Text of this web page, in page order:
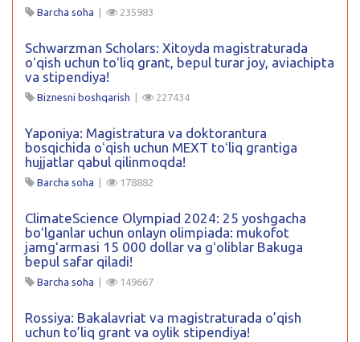
Barcha soha | 235983
Schwarzman Scholars: Xitoyda magistraturada
oʻqish uchun toʻliq grant, bepul turar joy, aviachipta
va stipendiya!
Biznesni boshqarish | 227434
Yaponiya: Magistratura va doktorantura
bosqichida oʻqish uchun MEXT toʻliq grantiga
hujjatlar qabul qilinmoqda!
Barcha soha | 178882
ClimateScience Olympiad 2024: 25 yoshgacha
boʻlganlar uchun onlayn olimpiada: mukofot
jamgʻarmasi 15 000 dollar va gʻoliblar Bakuga
bepul safar qiladi!
Barcha soha | 149667
Rossiya: Bakalavriat va magistraturada o’qish
uchun to’liq grant va oylik stipendiya!